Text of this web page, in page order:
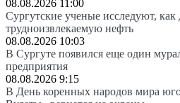
08.08.2026 11:00
Сургутские ученые исследуют, как
трудноизвлекаемую нефть
08.08.2026 10:03
В Сургуте появился еще один
предприятия
08.08.2026 9:15
В День коренных народов мира